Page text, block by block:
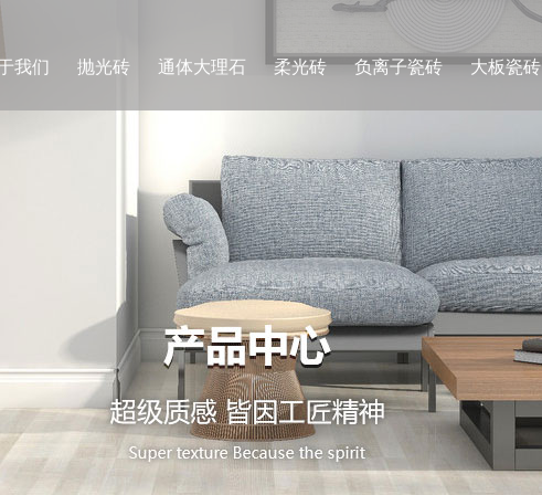
我们 抛光砖 通体大理石 柔光砖 负离子瓷砖 大板瓷砖